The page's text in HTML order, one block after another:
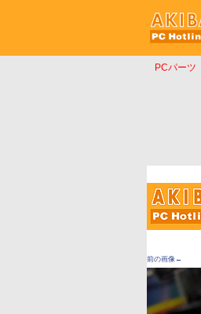
PCパーツ
前の画像←